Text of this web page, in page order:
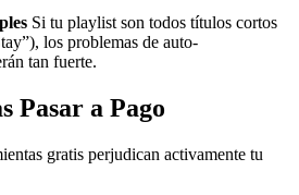
Si tu playlist son todos títulos cortos
los problemas de auto-
tan fuerte.
Pasar a Pago
gratis perjudican activamente tu